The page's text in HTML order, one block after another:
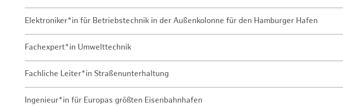
Elektroniker*in für Betriebstechnik in der Außenkolonne für den Hamburger Hafen
Fachexpert*in Umwelttechnik
Fachliche Leiter*in Straßenunterhaltung
Ingenieur*in für Europas größten Eisenbahnhafen